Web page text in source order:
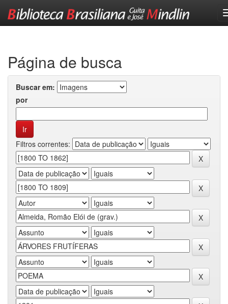
Página de busca
Buscar em:
por
Filtros correntes: